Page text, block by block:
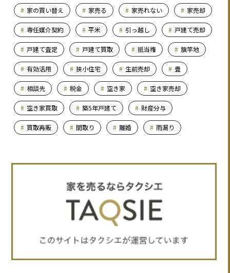
家の買い替え 家売る 家売れない 家売却
専任媒介契約 平米 引っ越し 戸建て売却
戸建て査定 戸建て買取 抵当権 旗竿地
有効活用 狭小住宅 生前売却 畳
相談先 税金 空き家 空き家売却
空き家買取 築5年戸建て 財産分与
買取再販 間取り 離婚 雨漏り